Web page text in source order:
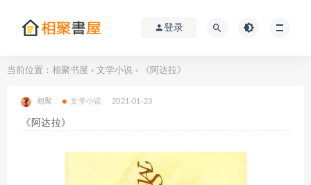
登录
当前位置： 相聚书屋 > 文学小说 > 《阿达拉》
相聚 文学小说 2021-01-23
《阿达拉》